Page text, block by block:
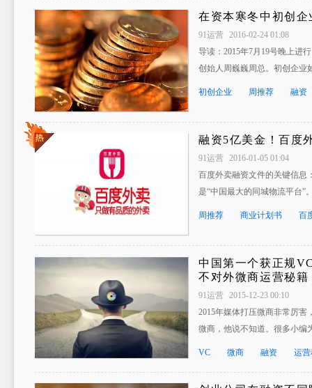
在资本寒冬中初创
91运营
2016-02-24 01:08
导读：2015年7月19号晚上进
创始人周巍巍周总。初创企
初创企业 周推荐 融资
融资5亿美金！百度
91运营
2016-01-05 01:04
百度外卖融资文件的关键信息
是“中国最大的同城物流平台”
周推荐 商业计划书 百
中国第一个获正规
不对外微商运营秘籍
91运营
2015-12-23 00:10
2015年媒体打压微商非常厉
微商，他说不知道。很多小
VC 微商 融资 运